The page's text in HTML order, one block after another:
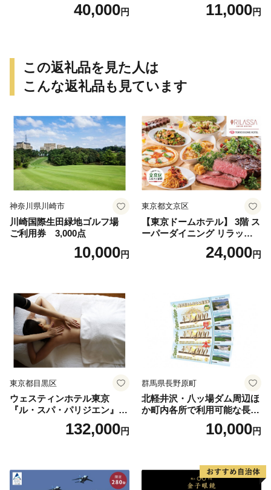
40,000円 11,000円
この返礼品を見た人は
こんな返礼品も見ています
神奈川県川崎市
川崎国際生田緑地ゴルフ場
ご利用券 3,000点
10,000円
東京都文京区
【東京ドームホテル】 3階 ス
ーパーダイニング リラッサ
ランチブッフェ お食事券 大
人1名様分 関東 東京 ご利用
24,000円
東京都目黒区
ウェスティンホテル東京
『ル・スパ・パリジエン』選
べるボディセラピー90分/1名
132,000円
群馬県長野原町
北軽井沢・八ッ場ダム周辺ほ
か町内各所で利用可能な長野
原町ふるさと感謝券（3,000
円分）【トラベル 観光 旅行
10,000円